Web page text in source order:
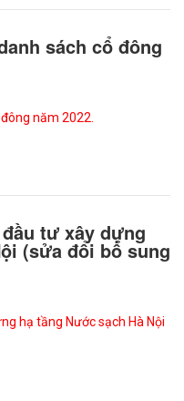
sách cổ đông
năm 2022.
tư xây dựng
(sửa đổi bổ sung
hạ tầng Nước sạch Hà Nội